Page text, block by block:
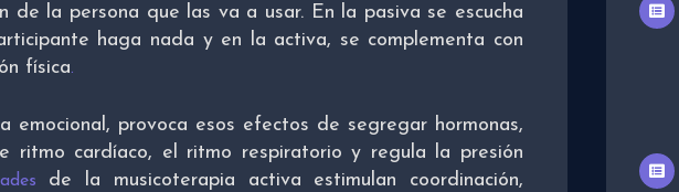
de la persona que las va a usar. En la pasiva se escucha
haga nada y en la activa, se complementa con
física.
emocional, provoca esos efectos de segregar hormonas,
ritmo cardíaco, el ritmo respiratorio y regula la presión
de la musicoterapia activa estimulan coordinación,